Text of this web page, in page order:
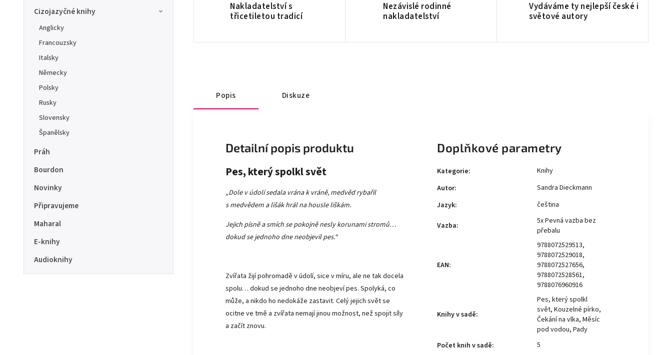
Cizojazyčné knihy
Anglicky
Francouzsky
Italsky
Německy
Polsky
Rusky
Slovensky
Španělsky
Práh
Bourdon
Novinky
Připravujeme
Maharal
E-knihy
Audioknihy
Nakladatelství s
třicetiletou tradicí
Nezávislé rodinné
nakladatelství
Vydáváme ty nejlepší české i
světové autory
Popis Diskuze
Detailní popis produktu
Pes, který spolkl svět
„Dole v údolí sedala vrána k vráně, medvěd rybařil
s medvědem a lišák hrál na housle liškám.
Jejich písně a smích se pokojně nesly korunami stromů…
dokud se jednoho dne neobjevil pes.“
Zvířata žijí pohromadě v údolí, sice v míru, ale ne tak docela
spolu… dokud se jednoho dne neobjeví pes. Spolyká, co
může, a nikdo ho nedokáže zastavit. Celý jejich svět se
ocitne ve tmě a zvířata nemají jinou možnost, než spojit síly
a začít znovu.
Doplňkové parametry
Kategorie:
Knihy
Autor:
Sandra Dieckmann
Jazyk: čeština
Vazba:
5x Pevná vazba bez
přebalu
EAN:
9788072529513,
9788072529018,
9788072527656,
9788072528561,
9788076960916
Knihy v sadě:
Pes, který spolkl
svět, Kouzelné pírko,
Čekání na vlka, Měsíc
pod vodou, Pady
Počet knih v sadě: 5